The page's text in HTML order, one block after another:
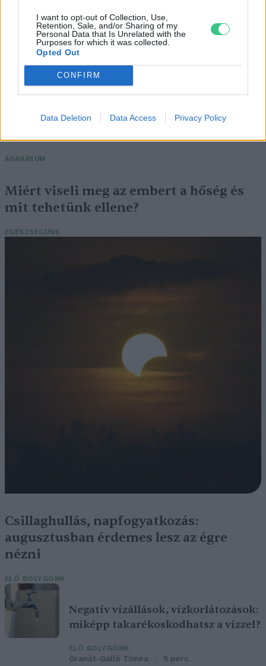
I want to opt-out of Collection, Use,
Retention, Sale, and/or Sharing of my
Personal Data that Is Unrelated with the
Purposes for which it was collected.
Opted Out
CONFIRM
Data Deletion Data Access Privacy Policy
Még Paks kiesését is áthidalhatná a
megfelelő energiatárolás
ENERGIA
Minden évszázadra jutott egy
AGRÁRIUM
Miért viseli meg az embert a hőség és
mit tehetünk ellene?
EGÉSZSÉGÜNK
Csillaghullás, napfogyatkozás:
augusztusban érdemes lesz az égre
nézni
ÉLŐ BOLYGÓNK
Negatív vízállások, vízkorlátozások:
miképp takarékoskodhatsz a vízzel?
ÉLŐ BOLYGÓNK
Granát-Galló Tímea 5 perc